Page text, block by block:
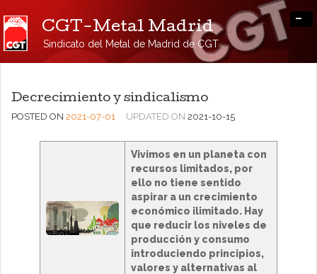
CGT-Metal Madrid
Sindicato del Metal de Madrid de CGT
-
Decrecimiento y sindicalismo
POSTED ON 2021-07-01 UPDATED ON 2021-10-15
Vivimos en un planeta con
recursos limitados, por
ello no tiene sentido
aspirar a un crecimiento
económico ilimitado. Hay
que reducir los niveles de
producción y consumo
introduciendo principios,
valores y alternativas al